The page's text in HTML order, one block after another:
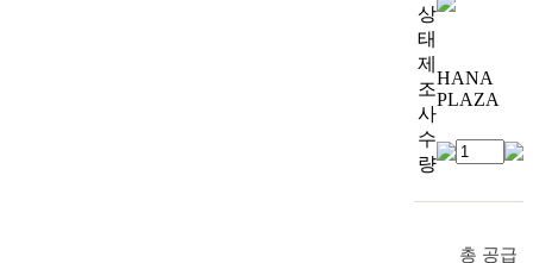
상
태
제
조
사
HANA
PLAZA
수
량
총 공급